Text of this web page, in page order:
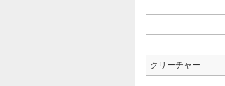
クリーチャー